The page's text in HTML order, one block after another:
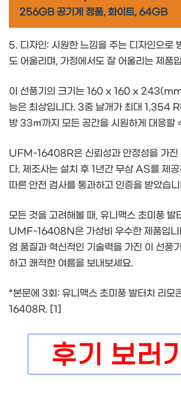
256GB 공기계 정품, 화이트, 64GB
5. 디자인: 시원한 느낌을 주는 디자인으로
도 어울리며, 가정에서도 잘 어울리는 제품
이 선풍기의 크기는 160 x 160 x
능은 최상입니다. 3중 날개가 최대 1,354
방 33㎡까지 모든 공간을 시원하게 대응할
UFM-16408R은 신뢰성과 안정성을 가진
다. 제조사는 설치 후 1년간 무상 AS를 제공
따른 안전 검사를 통과하고 인증을 받았습
모든 것을 고려해볼 때, 유니맥스 초미풍 발
UMF-16408N은 가성비 우수한 제품입니
엄 품질과 혁신적인 기술력을 가진 이 선풍
하고 쾌적한 여름을 보내보세요.
*본문에 3회: 유니맥스 초미풍 발터치 리
16408R. [1]